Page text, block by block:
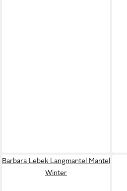
Barbara Lebek Langmantel Mantel
Winter